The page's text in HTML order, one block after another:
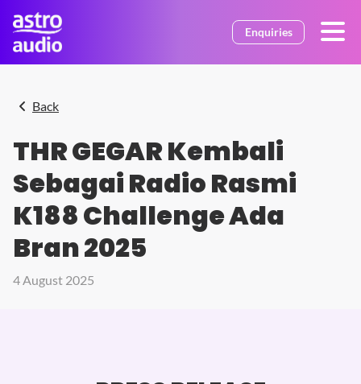
Skip to main content
Enquiries
Back
THR GEGAR Kembali
Sebagai Radio Rasmi
K188 Challenge Ada
Bran 2025
4 August 2025